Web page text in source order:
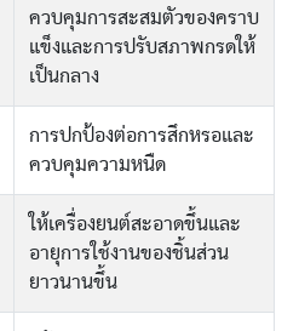
ควบคุมการสะสมตัวของคราบ
แข็งและการปรับสภาพกรดให้
เป็นกลาง
การปกป้องต่อการสึกหรอและ
ควบคุมความหนืด
ให้เครื่องยนต์สะอาดขึ้นและ
อายุการใช้งานของชิ้นส่วน
ยาวนานขึ้น